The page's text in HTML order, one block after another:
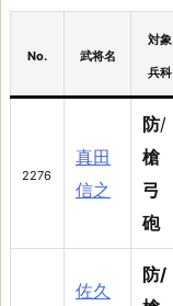
将
No. 武将名
対象
兵科
2276
真田
信之
防/
槍
弓
砲
佐久
防/